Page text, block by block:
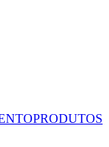
PRODUTOS